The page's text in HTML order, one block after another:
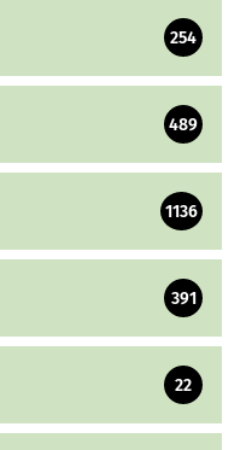
254
489
1136
391
22